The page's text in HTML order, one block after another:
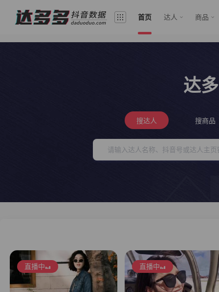
首页 达人 商品
达
搜达人 搜商品
直播中 直播中